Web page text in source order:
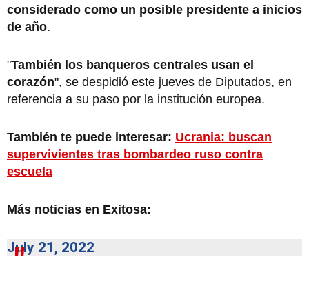
considerado como un posible presidente a inicios
de año.
"También los banqueros centrales usan el
corazón", se despidió este jueves de Diputados, en
referencia a su paso por la institución europea.
También te puede interesar: Ucrania: buscan
supervivientes tras bombardeo ruso contra
escuela
Más noticias en Exitosa:
July 21, 2022